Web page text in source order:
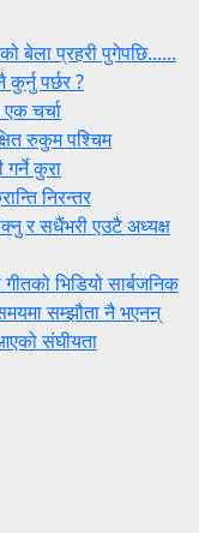
बेला प्रहरी पुगेपछि......
कुर्नु पर्छर ?
चर्चा
रुकुम पश्चिम
गर्ने कुरा
निरन्तर
र सधैंभरी एउटै अध्यक्ष
भिडियो सार्बजनिक
सम्झौता नै भएनन्
संघीयता